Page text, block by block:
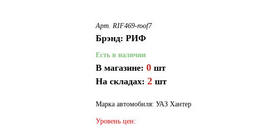
Арт. RIF469-roof7
Брэнд: РИФ
Есть в наличии
В магазине: 0 шт
На складах: 2 шт
Марка автомобиля: УАЗ Хантер
Уровень цен: